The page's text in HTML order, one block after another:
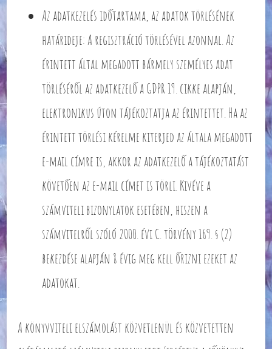
Az adatkezelés időtartama, az adatok törlésének
határideje: A regisztráció törlésével azonnal. Az
érintett által megadott bármely személyes adat
törléséről az adatkezelő a GDPR 19. cikke alapján,
elektronikus úton tájékoztatja az érintettet. Ha az
érintett törlési kérelme kiterjed az általa megadott
e-mail címre is, akkor az adatkezelő a tájékoztatást
követően az e-mail címet is törli. Kivéve a
számviteli bizonylatok esetében, hiszen a
számvitelről szóló 2000. évi C. törvény 169. § (2)
bekezdése alapján 8 évig meg kell őrizni ezeket az
adatokat.
A könyvviteli elszámolást közvetlenül és közvetetten